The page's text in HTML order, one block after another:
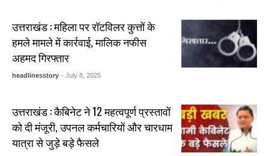
उत्तराखंड : महिला पर रॉटविलर कुत्तों के
हमले मामले में कार्रवाई, मालिक नफीस
अहमद गिरफ्तार
headlinesstory - July 8, 2025
उत्तराखंड : कैबिनेट ने 12 महत्वपूर्ण प्रस्तावों
को दी मंजूरी, उपनल कर्मचारियों और चारधाम
यात्रा से जुड़े बड़े फैसले